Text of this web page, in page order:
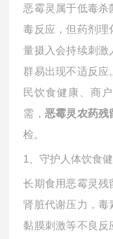
恶霉灵属于低毒杀
毒反应，但药剂理
量摄入会持续刺激
群易出现不适反
民饮食健康、商
需， 恶霉灵农药残
检。
1、守护人体饮食
长期食用恶霉灵残
肾脏代谢压力，毒
黏膜刺激等不良反